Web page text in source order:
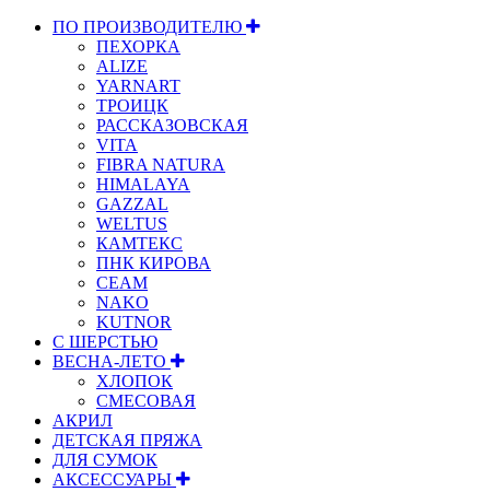
ПО ПРОИЗВОДИТЕЛЮ
ПЕХОРКА
ALIZE
YARNART
ТРОИЦК
РАССКАЗОВСКАЯ
VITA
FIBRA NATURA
HIMALAYA
GAZZAL
WELTUS
КАМТЕКС
ПНК КИРОВА
СЕАМ
NAKO
KUTNOR
С ШЕРСТЬЮ
ВЕСНА-ЛЕТО
ХЛОПОК
СМЕСОВАЯ
АКРИЛ
ДЕТСКАЯ ПРЯЖА
ДЛЯ СУМОК
АКСЕССУАРЫ